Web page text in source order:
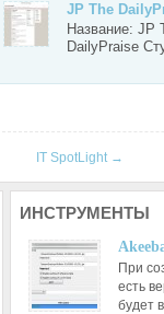
JP The
Название: JP
DailyPraise
IT SpotLight →
ИНСТРУМЕНТЫ
При
есть
будет